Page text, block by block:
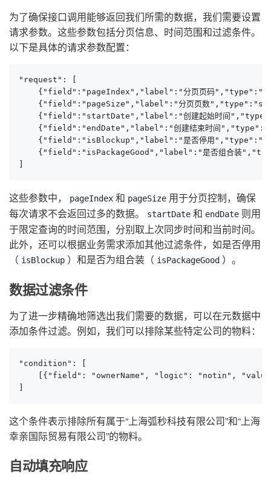
为了确保接口调用能够返回我们所需的数据，我们需要设置
请求参数。这些参数包括分页信息、时间范围和过滤条件。
以下是具体的请求参数配置：
"request": [
{"field":"pageIndex","label":"分页页码
{"field":"pageSize","label":"分页页数
{"field":"startDate","label":"创建起始时间
{"field":"endDate","label":"创建结束时间
{"field":"isBlockup","label":"是否停用
{"field":"isPackageGood","label":"是否组合装
这些参数中， pageIndex 和 pageSize 用于分页控制，确保
每次请求不会返回过多的数据。
startDate 和 endDate 则用
于限定查询的时间范围，分别取上次同步时间和当前时间。
此外，还可以根据业务需求添加其他过滤条件，如是否停用
（ isBlockup ）和是否为组合装（ isPackageGood ）。
数据过滤条件
为了进一步精确地筛选出我们需要的数据，可以在元数据中
添加条件过滤。例如，我们可以排除某些特定公司的物料：
"condition": [
[{"field": "ownerName", "logic": "notin", "value":
这个条件表示排除所有属于“上海弧秒科技有限公司”和“上海
幸亲国际贸易有限公司”的物料。
自动填充响应